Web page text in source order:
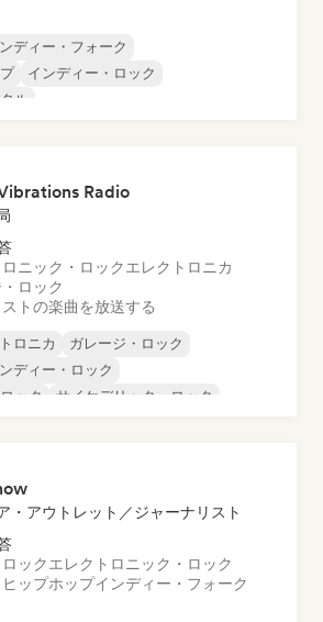
ディー・フォーク
インディー・ロック
ル
Radio
ニック・ロックエレクトロニカ
ロック
トの楽曲を放送する
ロニカ
ガレージ・ロック
ディー・ロック
ック
サイケデリック・ロック
・アウトレット／ジャーナリスト
ックエレクトロニック・ロック
ヒップホップインディー・フォーク